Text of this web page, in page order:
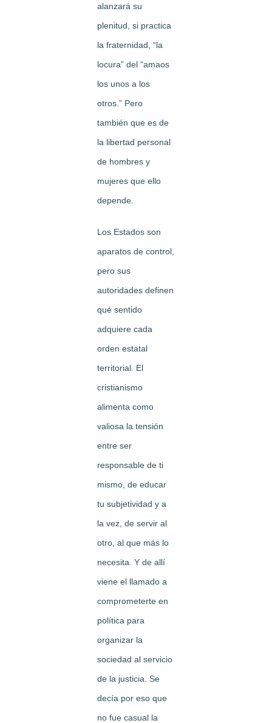
alanzará su
plenitud, si practica
la fraternidad, “la
locura” del “amaos
los unos a los
otros.” Pero
también que es de
la libertad personal
de hombres y
mujeres que ello
depende.
Los Estados son
aparatos de control,
pero sus
autoridades definen
qué sentido
adquiere cada
orden estatal
territorial. El
cristianismo
alimenta como
valiosa la tensión
entre ser
responsable de ti
mismo, de educar
tu subjetividad y a
la vez, de servir al
otro, al que más lo
necesita. Y de allí
viene el llamado a
comprometerte en
política para
organizar la
sociedad al servicio
de la justicia. Se
decía por eso que
no fue casual la